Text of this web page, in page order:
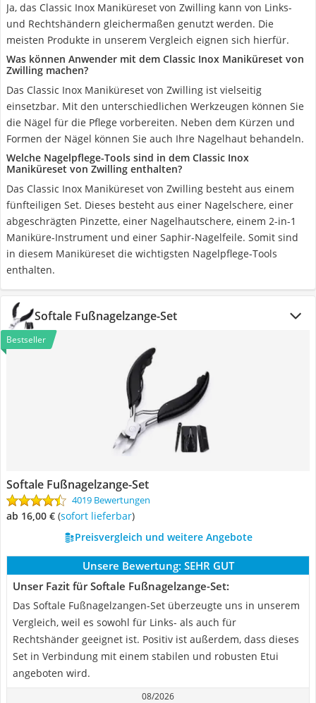
Ja, das Classic Inox Maniküreset von Zwilling kann von Links-
und Rechtshändern gleichermaßen genutzt werden. Die
meisten Produkte in unserem Vergleich eignen sich hierfür.
Was können Anwender mit dem Classic Inox Maniküreset von
Zwilling machen?
Das Classic Inox Maniküreset von Zwilling ist vielseitig
einsetzbar. Mit den unterschiedlichen Werkzeugen können Sie
die Nägel für die Pflege vorbereiten. Neben dem Kürzen und
Formen der Nägel können Sie auch Ihre Nagelhaut behandeln.
Welche Nagelpflege-Tools sind in dem Classic Inox
Maniküreset von Zwilling enthalten?
Das Classic Inox Maniküreset von Zwilling besteht aus einem
fünfteiligen Set. Dieses besteht aus einer Nagelschere, einer
abgeschrägten Pinzette, einer Nagelhautschere, einem 2-in-1
Maniküre-Instrument und einer Saphir-Nagelfeile. Somit sind
in diesem Maniküreset die wichtigsten Nagelpflege-Tools
enthalten.
Softale Fußnagelzange-Set
Bestseller
Softale Fußnagelzange-Set
4019 Bewertungen
ab 16,00 € ( Sofort lieferbar)
Preisvergleich und weitere Angebote
Unsere Bewertung: SEHR GUT
Unser Fazit für Softale Fußnagelzange-Set:
Das Softale Fußnagelzangen-Set überzeugte uns in unserem
Vergleich, weil es sowohl für Links- als auch für
Rechtshänder geeignet ist. Positiv ist außerdem, dass dieses
Set in Verbindung mit einem stabilen und robusten Etui
angeboten wird.
08/2026